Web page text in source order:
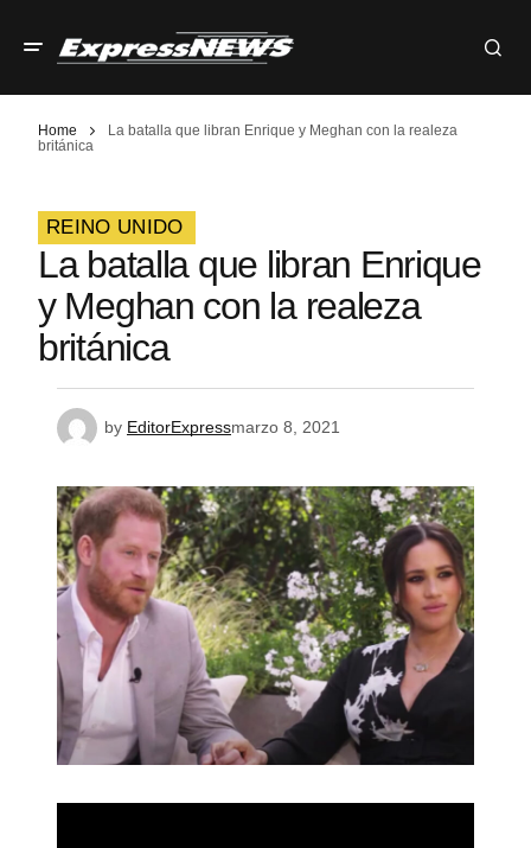
Home
La batalla que libran Enrique y Meghan con la realeza
británica
REINO UNIDO
La batalla que libran Enrique
y Meghan con la realeza
británica
by EditorExpressmarzo 8, 2021